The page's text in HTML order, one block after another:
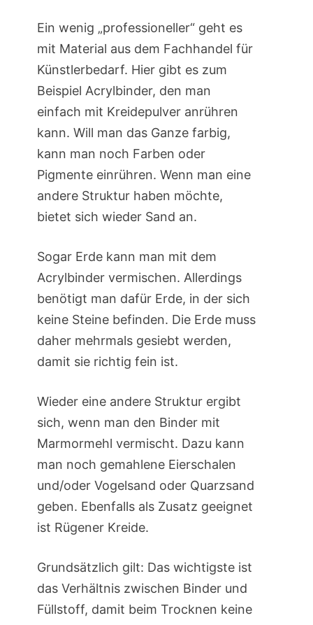
Ein wenig „professioneller“ geht es
mit Material aus dem Fachhandel für
Künstlerbedarf. Hier gibt es zum
Beispiel Acrylbinder, den man
einfach mit Kreidepulver anrühren
kann. Will man das Ganze farbig,
kann man noch Farben oder
Pigmente einrühren. Wenn man eine
andere Struktur haben möchte,
bietet sich wieder Sand an.
Sogar Erde kann man mit dem
Acrylbinder vermischen. Allerdings
benötigt man dafür Erde, in der sich
keine Steine befinden. Die Erde muss
daher mehrmals gesiebt werden,
damit sie richtig fein ist.
Wieder eine andere Struktur ergibt
sich, wenn man den Binder mit
Marmormehl vermischt. Dazu kann
man noch gemahlene Eierschalen
und/oder Vogelsand oder Quarzsand
geben. Ebenfalls als Zusatz geeignet
ist Rügener Kreide.
Grundsätzlich gilt: Das wichtigste ist
das Verhältnis zwischen Binder und
Füllstoff, damit beim Trocknen keine